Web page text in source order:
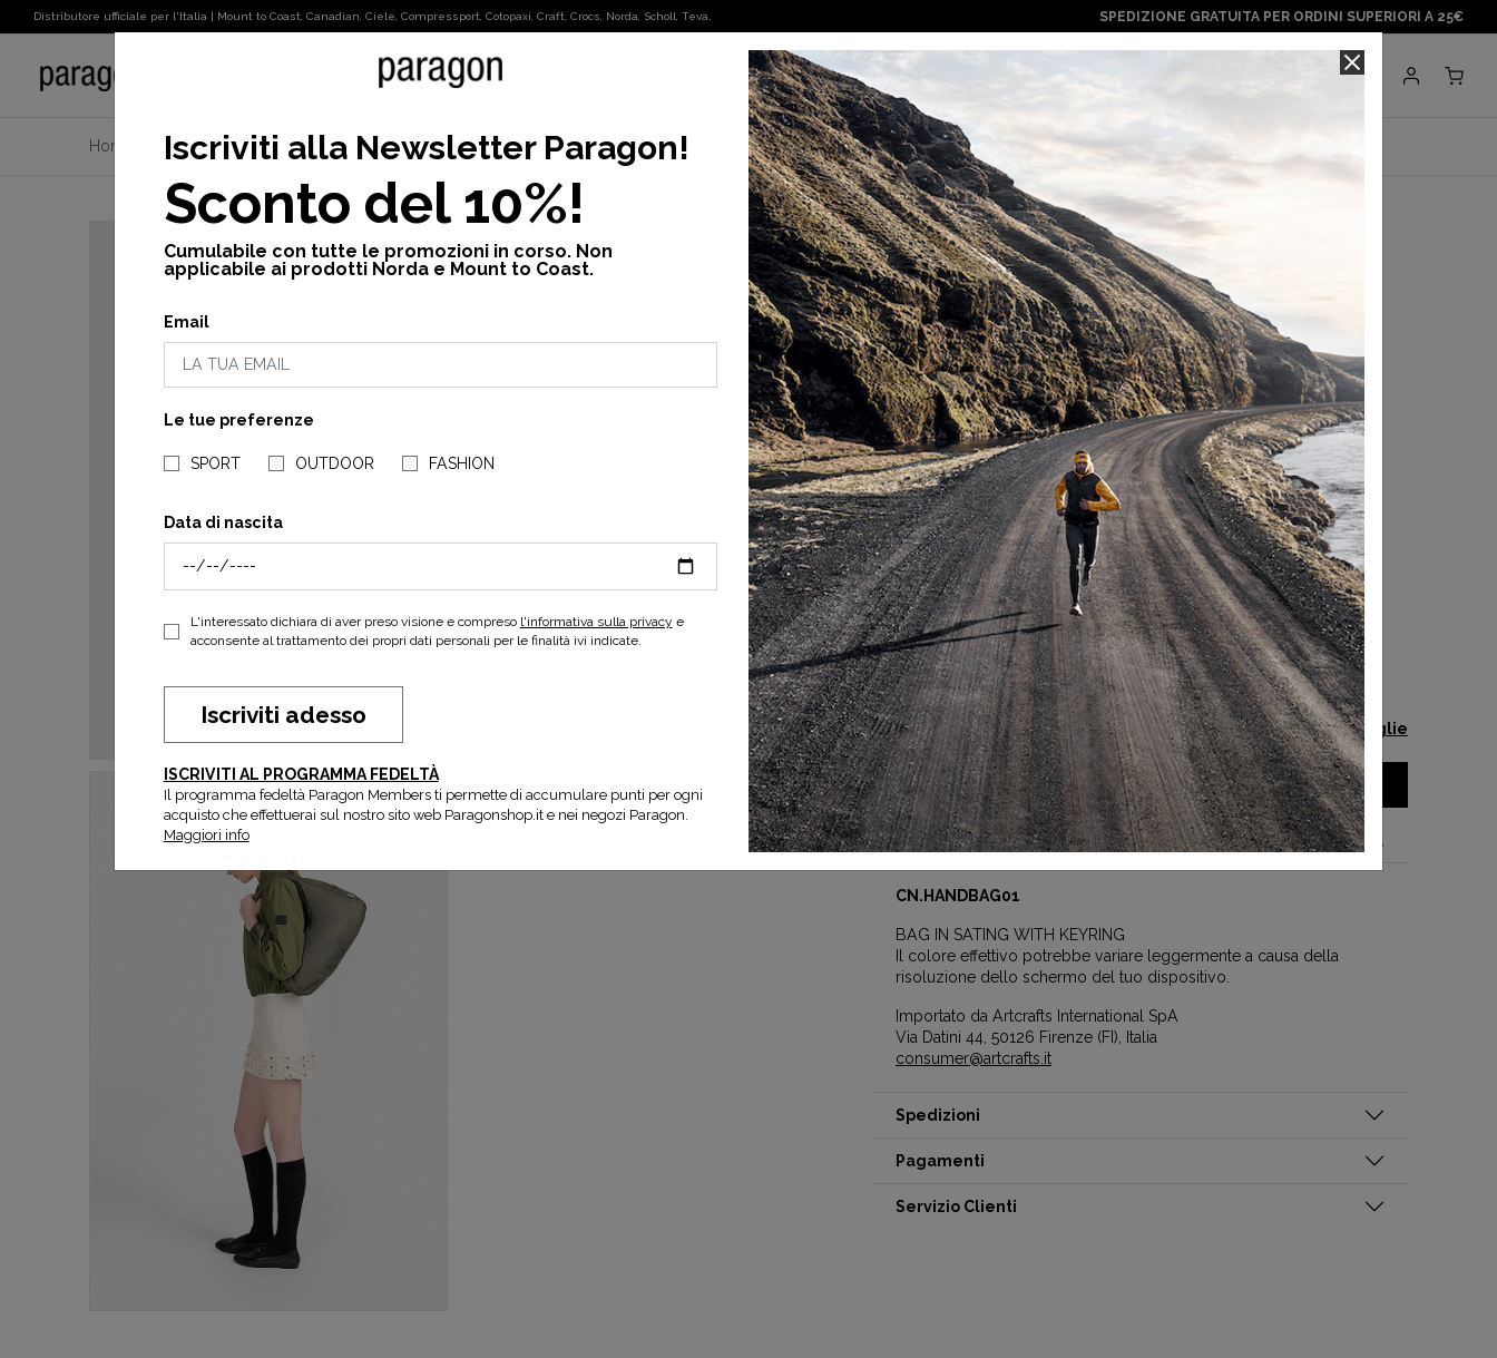
Distributore ufficiale per l'Italia | Mount to Coast, Canadian, Ciele, Compressport, Cotopaxi, Craft, Crocs, Norda, Scholl, Teva. SPEDIZIONE GRATUITA PER ORDINI SUPERIORI A 25€
FASHION BRANDS
Home Canadian Borse Vedi Tutto Bag in sating with keyring
BAG IN SATING WITH KEYRING
38,50 € 55,00 €
Prezzo più basso degli ultimi 30 gg:38,50 €
Compra ora. Paga conKlarna.Scopri di più
Compra ora. Paga in 3 rate conScalapay Scopri di più
Colore:OLIVE NIGHT
-30% -30%
SELEZIONA UNA TAGLIA
Guida alle taglie
AGGIUNGI AL CARRELLO
Specifiche del prodotto
CN.HANDBAG01
BAG IN SATING WITH KEYRING
Il colore effettivo potrebbe variare leggermente a causa della
risoluzione dello schermo del tuo dispositivo.
Importato da Artcrafts International SpA
Via Datini 44, 50126 Firenze (FI), Italia
consumer@artcrafts.it
Spedizioni
Pagamenti
Servizio Clienti
Iscriviti alla NewsletterParagon!
Sconto del 10%!
Cumulabile con tutte le promozioni in corso. Non
applicabile ai prodotti Norda e Mount to Coast.
Email
Le tue preferenze
SPORT OUTDOOR FASHION
Data di nascita
L'interessato dichiara di aver preso visione e compreso l'informativa sulla privacy e
acconsente al trattamento dei propri dati personali per le finalità ivi indicate.
Iscriviti adesso
ISCRIVITI AL PROGRAMMA FEDELTÀ
Il programma fedeltà Paragon Members ti permette di accumulare punti per ogni
acquisto che effettuerai sul nostro sito web Paragonshop.it e nei negozi Paragon.
Maggiori info